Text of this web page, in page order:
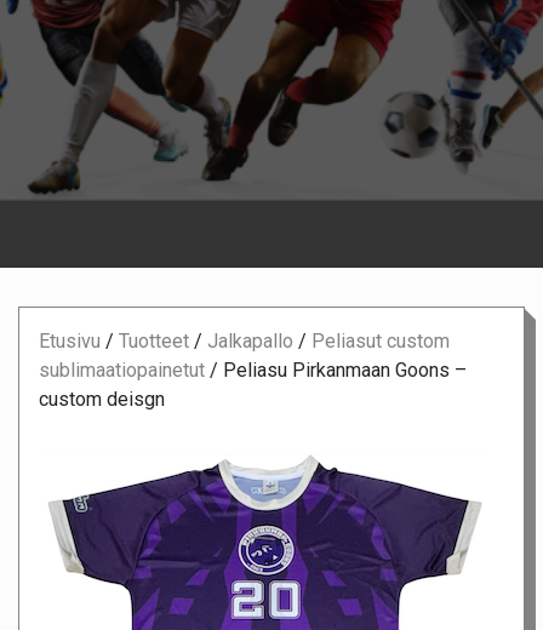
Etusivu / Tuotteet / Jalkapallo / Peliasut custom
sublimaatiopainetut / Peliasu Pirkanmaan Goons –
custom deisgn